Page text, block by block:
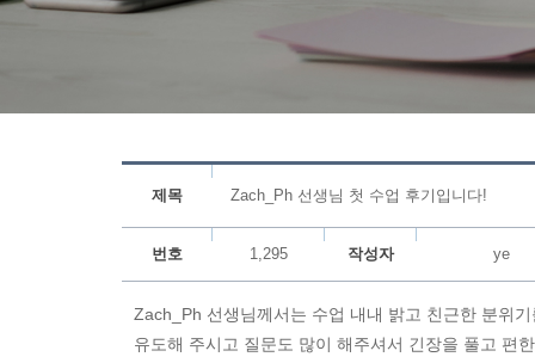
제목 Zach_Ph 선생님 첫 수업 후기입니다!
번호 1,295 작성자 ye
Zach_Ph 선생님께서는 수업 내내 밝고 친근한 분위
유도해 주시고 질문도 많이 해주셔서 긴장을 풀고 편